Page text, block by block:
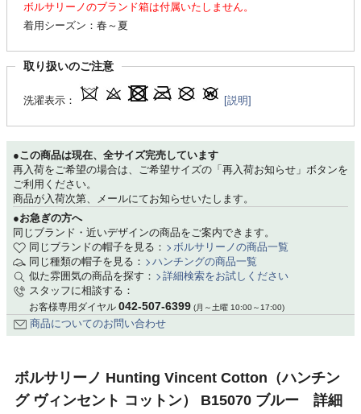
ボルサリーノのブランド箱は付属いたしません。
着用シーズン：春～夏
取り扱いのご注意
洗濯表示： [説明]
●この商品は現在、全サイズ完売しています
再入荷をご希望の場合は、ご希望サイズの「再入荷お知らせ」ボタンを
ご利用ください。
商品が入荷次第、メールにてお知らせいたします。
●お急ぎの方へ
同じブランド・近いデザインの商品をご案内できます。
同じブランドの帽子を見る：
ボルサリーノの商品一覧
同じ種類の帽子を見る：
ハンチングの商品一覧
似た雰囲気の商品を探す：
詳細検索をお試しください
スタッフに相談する：
お客様専用ダイヤル 042-507-6399 (月～土曜 10:00～17:00)
商品についてのお問い合わせ
ボルサリーノ Hunting Vincent Cotton（ハンチン
グ ヴィンセント コットン） B15070 ブルー 詳細